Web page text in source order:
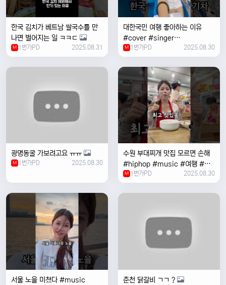
한국 김치가 베트남 쌀국수를 만
나면 벌어지는 일 ㅋㅋㄷ
M 1번가PD 2025.08.31
대한국민 여행 좋아하는 이유
#cover #singer
#coversong #music #한국
여행 #한국
M 1번가PD 2025.08.30
광명동굴 가보려고요 ㅠㅠ
M 1번가PD 2025.08.30
수원 부대찌개 맛집 모르면 손해
#hiphop #music #여행 #맛
집 #수원 #한국여행 #베트남여
자 #혼자여행
M 1번가PD 2025.08.30
서울 노을 미쳤다 #music 춘천 닭갈비 ㄱㄱ ?